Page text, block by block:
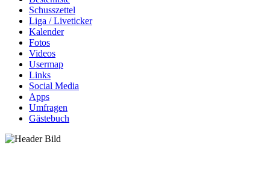
Schusszettel
Liga / Liveticker
Kalender
Fotos
Videos
Usermap
Links
Social Media
Apps
Umfragen
Gästebuch